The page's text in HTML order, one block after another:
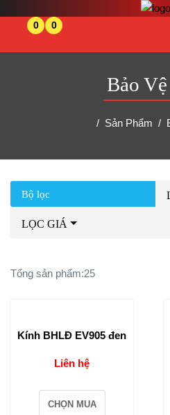
0 0
Bảo
Sản Phẩm
Bộ lọc
LỌC GIÁ
Tổng sản phẩm:25
Kính BHLĐ EV905 đen
Liên hệ
CHỌN MUA